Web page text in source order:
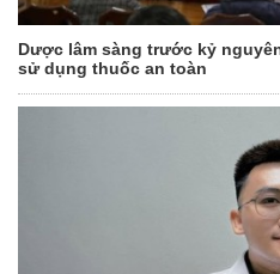
Dược lâm sàng trước kỷ
sử dụng thuốc an toàn